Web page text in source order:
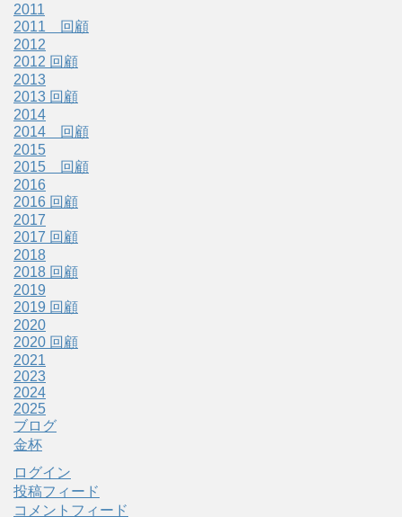
2011
2011 回顧
2012
2012 回顧
2013
2013 回顧
2014
2014 回顧
2015
2015 回顧
2016
2016 回顧
2017
2017 回顧
2018
2018 回顧
2019
2019 回顧
2020
2020 回顧
2021
2023
2024
2025
ブログ
金杯
ログイン
投稿フィード
コメントフィード